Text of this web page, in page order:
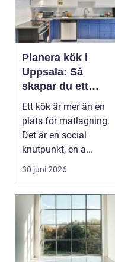
Planera kök i
Uppsala: Så
skapar du ett
funktionellt och
hållbart kök
Ett kök är mer än en
plats för matlagning.
Det är en social
knutpunkt, en a...
30 juni 2026